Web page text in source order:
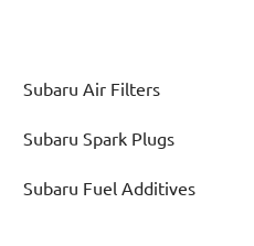
Subaru Air Filters
Subaru Spark Plugs
Subaru Fuel Additives